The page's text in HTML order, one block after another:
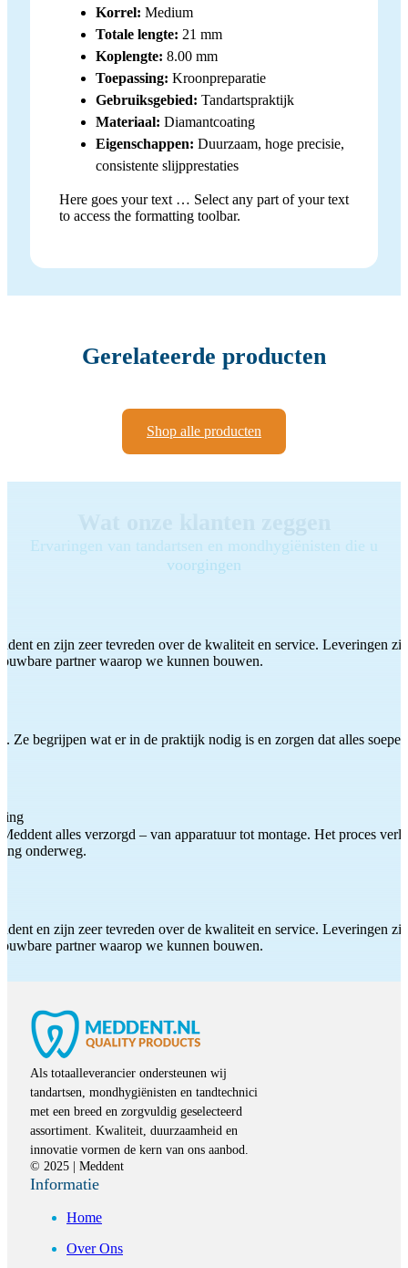
Korrel: Medium
Totale lengte: 21 mm
Koplengte: 8.00 mm
Toepassing: Kroonpreparatie
Gebruiksgebied: Tandartspraktijk
Materiaal: Diamantcoating
Eigenschappen: Duurzaam, hoge precisie,
consistente slijpprestaties
Here goes your text … Select any part of your text
to access the formatting toolbar.
Gerelateerde producten
Shop alle producten
Ervaringen van tandartsen en mondhygiënisten die u
voorgingen
en zijn zeer tevreden over de kwaliteit en service. Leveringen
partner waarop we kunnen bouwen.
Ze begrijpen wat er in de praktijk nodig is en zorgen dat alles
alles verzorgd – van apparatuur tot montage. Het proces
onderweg.
en zijn zeer tevreden over de kwaliteit en service. Leveringen
partner waarop we kunnen bouwen.
Als totaalleverancier ondersteunen wij
tandartsen, mondhygiënisten en tandtechnici
met een breed en zorgvuldig geselecteerd
assortiment. Kwaliteit, duurzaamheid en
innovatie vormen de kern van ons aanbod.
© 2025 | Meddent
Informatie
Home
Over Ons